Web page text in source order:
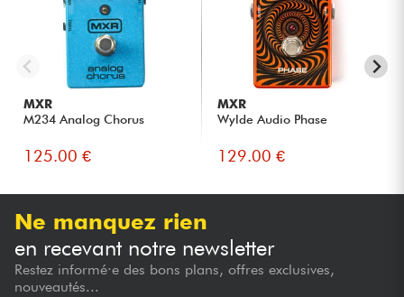
MXR
M234 Analog Chorus
125.00 €
MXR
Wylde Audio Phase
129.00 €
Ne manquez rien
en recevant notre newsletter
Restez informé·e des bons plans, offres exclusives,
nouveautés...